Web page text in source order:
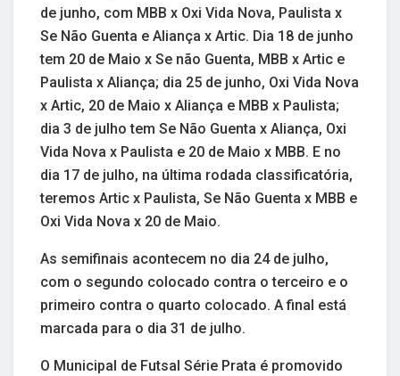
de junho, com MBB x Oxi Vida Nova, Paulista x
Se Não Guenta e Aliança x Artic. Dia 18 de junho
tem 20 de Maio x Se não Guenta, MBB x Artic e
Paulista x Aliança; dia 25 de junho, Oxi Vida Nova
x Artic, 20 de Maio x Aliança e MBB x Paulista;
dia 3 de julho tem Se Não Guenta x Aliança, Oxi
Vida Nova x Paulista e 20 de Maio x MBB. E no
dia 17 de julho, na última rodada classificatória,
teremos Artic x Paulista, Se Não Guenta x MBB e
Oxi Vida Nova x 20 de Maio.
As semifinais acontecem no dia 24 de julho,
com o segundo colocado contra o terceiro e o
primeiro contra o quarto colocado. A final está
marcada para o dia 31 de julho.
O Municipal de Futsal Série Prata é promovido